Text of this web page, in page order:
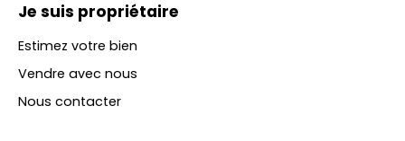
Je suis propriétaire
Estimez votre bien
Vendre avec nous
Nous contacter